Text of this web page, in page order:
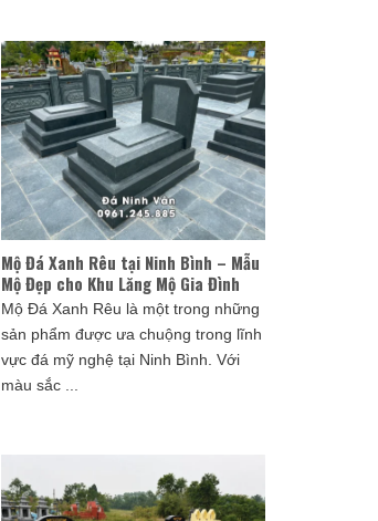
Mộ Đá Xanh Rêu tại Ninh Bình – Mẫu
Mộ Đẹp cho Khu Lăng Mộ Gia Đình
Mộ Đá Xanh Rêu là một trong những
sản phẩm được ưa chuộng trong lĩnh
vực đá mỹ nghệ tại Ninh Bình. Với
màu sắc ...